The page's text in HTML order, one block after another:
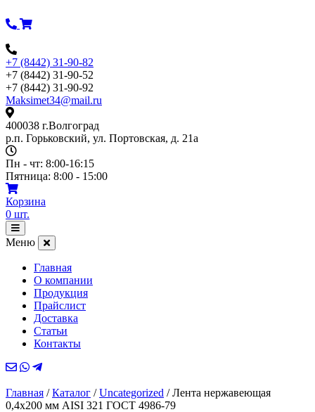
к
+7 (8442) 31-90-82
+7 (8442) 31-90-52
+7 (8442) 31-90-92
Maksimet34@mail.ru
400038 г.Волгоград
р.п. Горьковский, ул. Портовская, д. 21а
Пн - чт: 8:00-16:15
Пятница: 8:00 - 15:00
Корзина
0 шт.
Открыть
меню
Меню
Главная
О компании
Продукция
Прайслист
Доставка
Статьи
Контакты
Главная /Каталог /Uncategorized /Лента нержавеющая
0,4х200 мм AISI 321 ГОСТ 4986-79